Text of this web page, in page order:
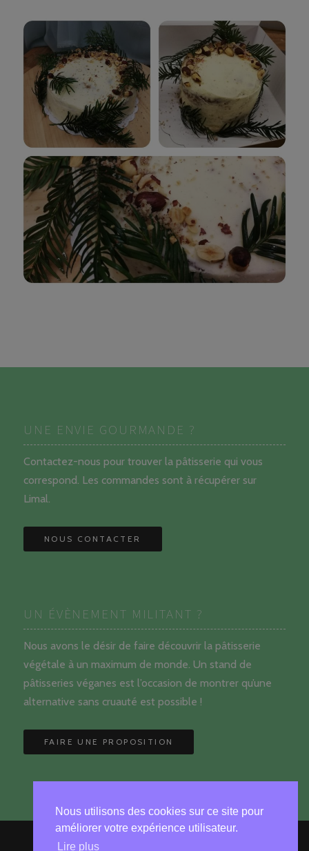
UNE ENVIE GOURMANDE ?
Contactez-nous pour trouver la pâtisserie qui vous
correspond. Les commandes sont à récupérer sur
Limal.
NOUS CONTACTER
UN ÉVÈNEMENT MILITANT ?
Nous avons le désir de faire découvrir la pâtisserie
végétale à un maximum de monde. Un stand de
pâtisseries véganes est l’occasion de montrer qu’une
alternative sans cruauté est possible !
FAIRE UNE PROPOSITION
Nous utilisons des cookies sur ce site pour
améliorer votre expérience utilisateur.
Lire plus